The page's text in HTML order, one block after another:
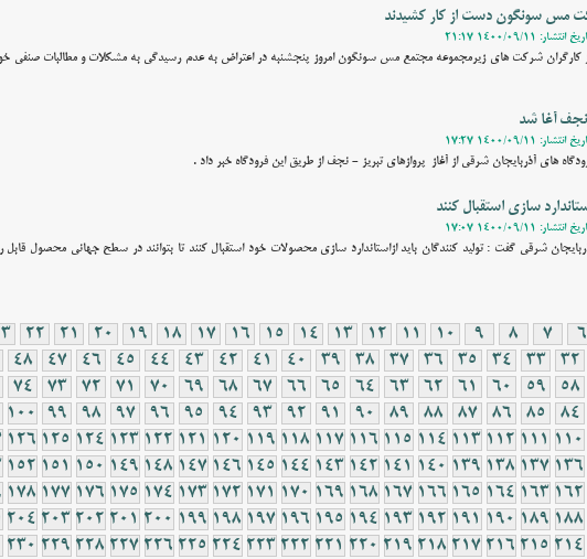
مس سونگون دست از کار کشیدند
کارگران شرکت های زیرمجموعه مجتمع مس سونگون امروز پنجشنبه در اعتراض به عدم رسیدگی به مشکلات و مطالبات صنفی
نجف آغا شد
های آذربایجان‌ شرقی از آغاز پروازهای تبریز - نجف از طریق این فرودگاه خبر داد .
سازی استقبال کنند
شرقی گفت : تولید کنندگان باید ازاستاندارد سازی محصولات خود استقبال کنند تا بتوانند در سطح جهانی محصول قابل
6
7
8
9
10
11
12
13
14
15
16
17
18
19
20
21
22
32
33
34
35
36
37
38
39
40
41
42
43
44
45
46
47
48
58
59
60
61
62
63
64
65
66
67
68
69
70
71
72
73
74
84
85
86
87
88
89
90
91
92
93
94
95
96
97
98
99
100
110
111
112
113
114
115
116
117
118
119
120
121
122
123
124
125
126
136
137
138
139
140
141
142
143
144
145
146
147
148
149
150
151
152
162
163
164
165
166
167
168
169
170
171
172
173
174
175
176
177
178
188
189
190
191
192
193
194
195
196
197
198
199
200
201
202
203
204
214
215
216
217
218
219
220
221
222
223
224
225
226
227
228
229
230